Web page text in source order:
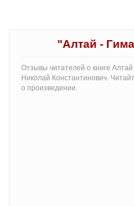
"Алтай -
Отзывы читателей о книге
Николай Константинович.
о произведении.